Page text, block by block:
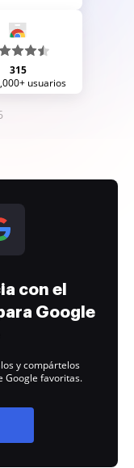
315
usuarios
con el
Google
y compártelos
Google favoritas.